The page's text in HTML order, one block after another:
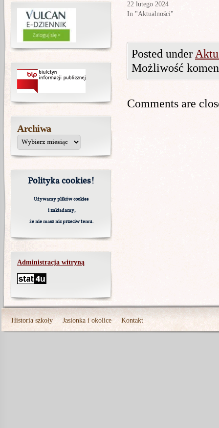
22 lutego 2024
In "Aktualności"
Posted under
Możliwość
Comments are
Archiwa
Polityka cookies!
Używamy plików cookies
i zakładamy,
że nie masz nic przeciw temu.
Administracja witryną
Historia szkoły Jasionka i okolice Kontakt